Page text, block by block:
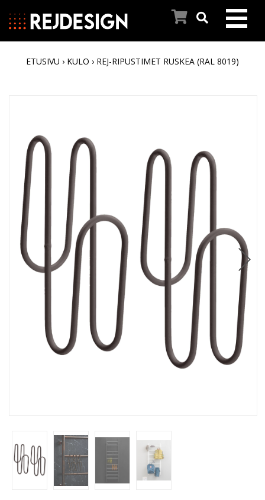
ETUSIVU
REJ DESIGNIN TARINA
ASIAKASPALVELU
AJANKOHTAISTA
Ammattilaiset
Jälleenmyyjät
Ota yhteyttä
ETUSIVU › KULO › REJ-RIPUSTIMET RUSKEA (RAL 8019)